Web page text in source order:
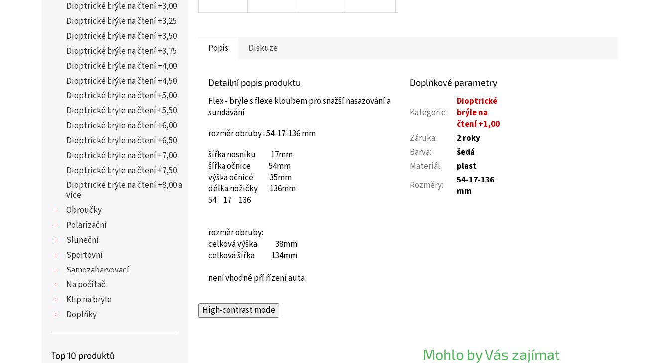
Dioptrické brýle na čtení +3,00
Dioptrické brýle na čtení +3,25
Dioptrické brýle na čtení +3,50
Dioptrické brýle na čtení +3,75
Dioptrické brýle na čtení +4,00
Dioptrické brýle na čtení +4,50
Dioptrické brýle na čtení +5,00
Dioptrické brýle na čtení +5,50
Dioptrické brýle na čtení +6,00
Dioptrické brýle na čtení +6,50
Dioptrické brýle na čtení +7,00
Dioptrické brýle na čtení +7,50
Dioptrické brýle na čtení +8,00 a
více
Obroučky
Polarizační
Sluneční
Sportovní
Samozabarvovací
Na počítač
Klip na brýle
Doplňky
Top 10 produktů
Popis Diskuze
Detailní popis produktu
Flex - brýle s flexe kloubem pro snažší nasazování a
sundávání
rozměr obruby : 54-17-136 mm
šířka nosníku 17mm
šířka očnice 54mm
výška očnicé 35mm
délka nožičky 136mm
54 17 136
rozměr obruby:
celková výška 38mm
celková šířka 134mm
není vhodné pří řízení auta
Doplňkové parametry
Kategorie:
Dioptrické
brýle na
čtení +1,00
Záruka:
2 roky
Barva:
šedá
Materiál:
plast
Rozměry:
54-17-136
mm
High-contrast mode
Mohlo by Vás zajímat